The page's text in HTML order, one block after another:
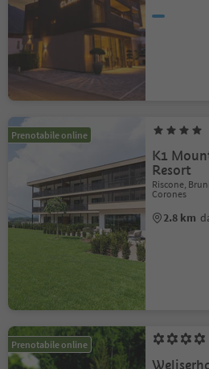
Prenotabile online
K1
Resort
Riscone,
Corones
2.8 km
Prenotabile online